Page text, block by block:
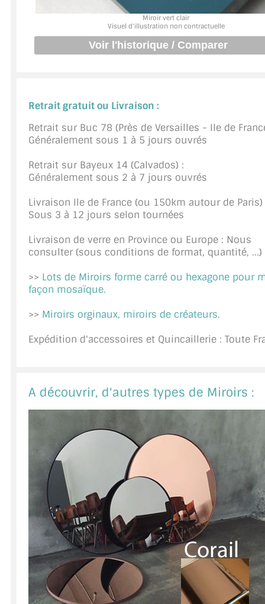
JOINTS D'ÉTANCHÉITÉS
FIXATION GARDES CORPS
SYSTÈMES COULISSANTS
LE CATALOGUE ACCESSOIRES (STROMBINOSCOPE)
EXEMPLES, RÉALISATIONS, INSPIRATIONS
NUANCIER RAL
CONSEILS / AIDE
A PROPOS DE LA LIVRAISON
COMPTE PRO
MON PANIER
DÉCONNEXION
NOUS TROUVER - BUC 78
NOUS CONTACTER
Miroir vert clair
Visuel d'illustration non contractuelle
Retrait gratuit ou Livraison :
Retrait sur Buc 78 (Près de Versailles - Ile de
Généralement sous 1 à 5 jours ouvrés
Retrait sur Bayeux 14 (Calvados) :
Généralement sous 2 à 7 jours ouvrés
Livraison Ile de France (ou 150km autour de Paris)
Sous 3 à 12 jours selon tournées
Livraison de verre en Province ou Europe : Nous
consulter (sous conditions de format, quantité, ...)
>> Lots de Miroirs forme carré ou hexagone pour
façon mosaïque.
>> Miroirs orginaux, miroirs de créateurs.
Expédition d'accessoires et Quincaillerie : Toute
A découvrir, d'autres types de Miroirs :